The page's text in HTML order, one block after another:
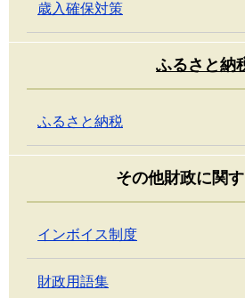
歳入確保対策
ふるさと納
ふるさと納税
その他財政に関
インボイス制度
財政用語集